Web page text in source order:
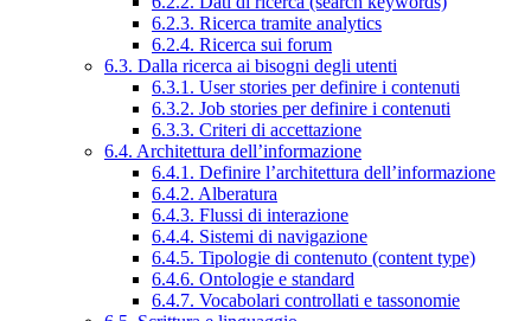
6.2.3. Ricerca tramite analytics
6.2.4. Ricerca sui forum
6.3. Dalla ricerca ai bisogni degli utenti
6.3.1. User stories per definire i contenuti
6.3.2. Job stories per definire i contenuti
6.3.3. Criteri di accettazione
6.4. Architettura dell’informazione
6.4.1. Definire l’architettura dell’informazione
6.4.2. Alberatura
6.4.3. Flussi di interazione
6.4.4. Sistemi di navigazione
6.4.5. Tipologie di contenuto (content type)
6.4.6. Ontologie e standard
6.4.7. Vocabolari controllati e tassonomie